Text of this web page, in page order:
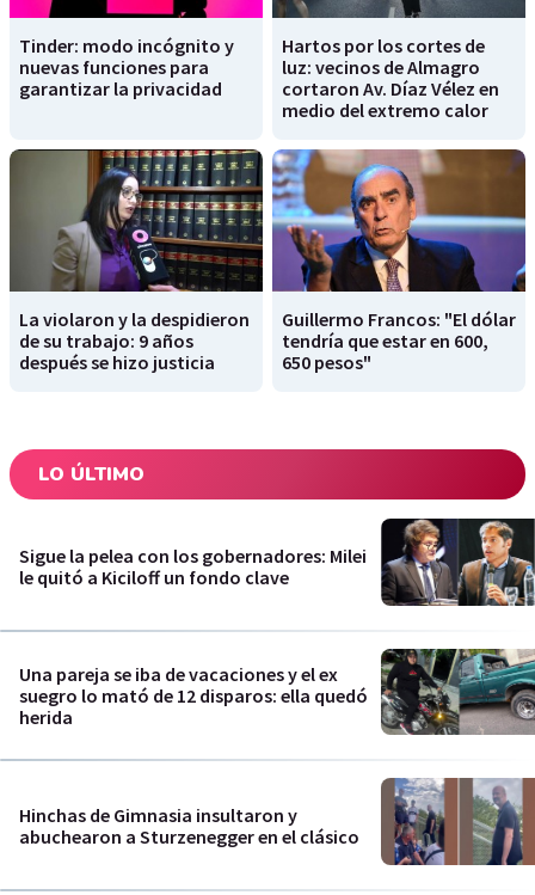
Tinder: modo incógnito y
nuevas funciones para
garantizar la privacidad
Hartos por los cortes de
luz: vecinos de Almagro
cortaron Av. Díaz Vélez en
medio del extremo calor
La violaron y la despidieron
de su trabajo: 9 años
después se hizo justicia
Guillermo Francos: "El dólar
tendría que estar en 600,
650 pesos"
LO ÚLTIMO
Sigue la pelea con los gobernadores: Milei
le quitó a Kiciloff un fondo clave
Una pareja se iba de vacaciones y el ex
suegro lo mató de 12 disparos: ella quedó
herida
Hinchas de Gimnasia insultaron y
abuchearon a Sturzenegger en el clásico